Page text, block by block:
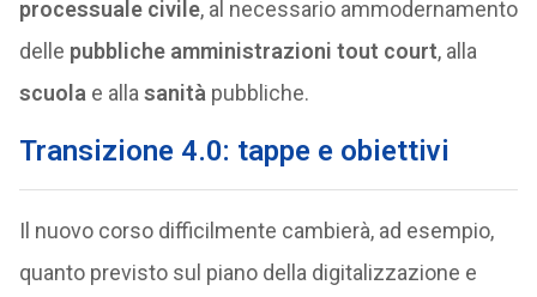
processuale civile, al necessario ammodernamento
delle pubbliche amministrazioni tout court, alla
scuola e alla sanità pubbliche.
Transizione 4.0: tappe e obiettivi
Il nuovo corso difficilmente cambierà, ad esempio,
quanto previsto sul piano della digitalizzazione e